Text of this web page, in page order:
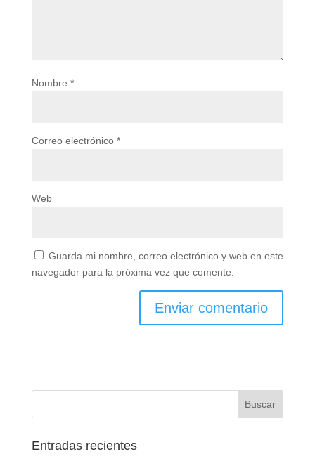
Nombre*
Correo electrónico*
Web
Guarda mi nombre, correo electrónico y web en
este navegador para la próxima vez que comente.
Entradas recientes